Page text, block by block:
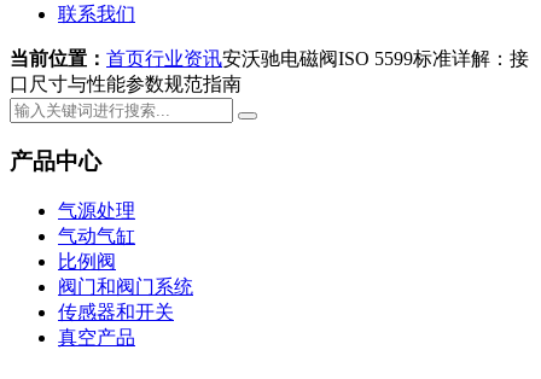
联系我们
当前位置： 首页行业资讯安沃驰电磁阀ISO 5599标准详解：接
口尺寸与性能参数规范指南
产品中心
气源处理
气动气缸
比例阀
阀门和阀门系统
传感器和开关
真空产品